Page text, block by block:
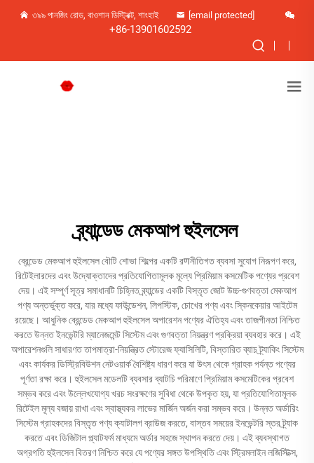
৩৯৯ পানজিং রোড, বাওশান ডিস্ট্রিক্ট, শাংহাই [email protected]
+86-13901602592
ব্র্যান্ডেড মেকআপ হুইলসেল
ব্রেন্ডেড মেকআপ হুইলসেল বৌটি শোভা শিল্পের একটি রणনীতিগত ব্যবসা সুযোগ নিরূপণ করে,
রিটেইলারদের এবং উদ্যোক্তাদের প্রতিযোগিতামূলক মূল্যে প্রিমিয়াম কসমেটিক পণ্যের প্রবেশ
দেয়। এই সম্পূর্ণ সূত্র সমাধানটি চিহ্নিত ব্র্যান্ডের একটি বিস্তৃত জোট উচ্চ-গুণবত্তা মেকআপ
পণ্য অন্তর্ভুক্ত করে, যার মধ্যে ফাউন্ডেশন, লিপস্টিক, চোখের পণ্য এবং স্কিনকেয়ার আইটেম
রয়েছে। আধুনিক ব্রেন্ডেড মেকআপ হুইলসেল অপারেশন পণ্যের ঐতিহ্য এবং তাজগীনতা নিশ্চিত
করতে উন্নত ইনভেন্টরি ম্যানেজমেন্ট সিস্টেম এবং গুণবত্তা নিয়ন্ত্রণ প্রক্রিয়া ব্যবহার করে। এই
অপারেশনগুলি সাধারণত তাপমাত্রা-নিয়ন্ত্রিত স্টোরেজ ফ্যাসিলিটি, বিস্তারিত ব্যাচ ট্র্যাকিং সিস্টেম
এবং কার্যকর ডিস্ট্রিবিউশন নেটওয়ার্ক বৈশিষ্ট্য ধারণ করে যা উৎস থেকে গ্রাহক পর্যন্ত পণ্যের
পূর্ণতা রক্ষা করে। হুইলসেল মডেলটি ব্যবসার ব্যাটচি পরিমাণে প্রিমিয়াম কসমেটিকের প্রবেশ
সম্ভব করে এবং উল্লেখযোগ্য খরচ সংরক্ষণের সুবিধা থেকে উপকৃত হয়, যা প্রতিযোগিতামূলক
রিটেইল মূল্য বজায় রাখা এবং স্বাস্থ্যকর লাভের মার্জিন অর্জন করা সম্ভব করে। উন্নত অর্ডারিং
সিস্টেম গ্রাহকদের বিস্তৃত পণ্য ক্যাটালগ ব্রাউজ করতে, বাস্তব সময়ের ইনভেন্টরি স্তর ট্র্যাক
করতে এবং ডিজিটাল প্ল্যাটফর্ম মাধ্যমে অর্ডার সহজে স্থাপন করতে দেয়। এই ব্যবস্থাগত
অগ্রগতি হুইলসেল বিতরণ নিশ্চিত করে যে পণ্যের সঙ্গত উপস্থিতি এবং স্ট্রিমলাইন লজিস্টিক্স,